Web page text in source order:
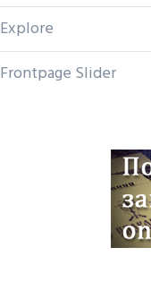
Explore
Frontpage Slider